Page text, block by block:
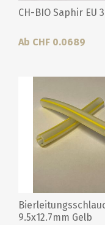
CH-BIO Saphir EU
Ab CHF 0.0689
9.5x12.7mm Gelb